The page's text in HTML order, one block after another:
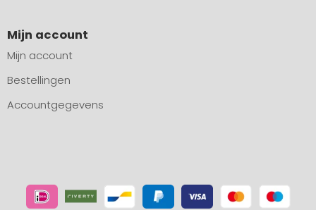
Mijn account
Mijn account
Bestellingen
Accountgegevens